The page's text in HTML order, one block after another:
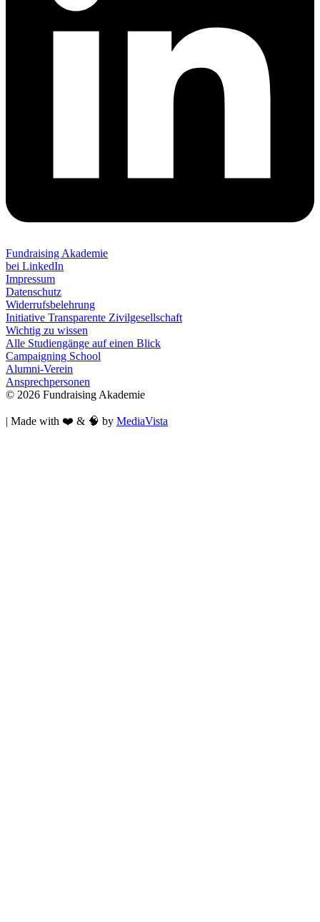
Fundraising Akademie
bei LinkedIn
Impressum
Datenschutz
Widerrufsbelehrung
Initiative Transparente Zivilgesellschaft
Wichtig zu wissen
Alle Studiengänge auf einen Blick
Campaigning School
Alumni-Verein
Ansprechpersonen
© 2026 Fundraising Akademie
| Made with ❤️ & 🧠 by MediaVista